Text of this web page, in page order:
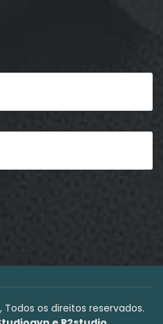
, Todos os direitos reservados.